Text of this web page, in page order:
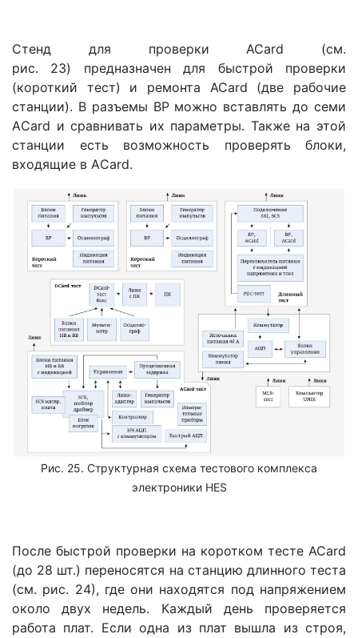
Стенд для проверки ACard (см.
рис. 23) предназначен для быстрой проверки
(короткий тест) и ремонта ACard (две рабочие
станции). В разъемы ВР можно вставлять до семи
AСard и сравнивать их параметры. Также на этой
станции есть возможность проверять блоки,
входящие в AСard.
Рис. 25. Структурная схема тестового комплекса
электроники HES
После быстрой проверки на коротком тесте ACard
(до 28 шт.) переносятся на станцию длинного теста
(см. рис. 24), где они находятся под напряжением
около двух недель. Каждый день проверяется
работа плат. Если одна из плат вышла из строя,